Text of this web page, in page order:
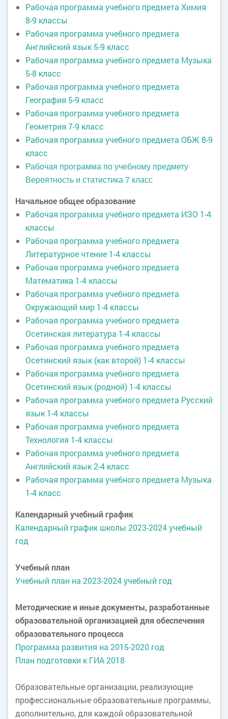
Рабочая программа учебного предмета Химия
8-9 классы
Рабочая программа учебного предмета
Английский язык 5-9 класс
Рабочая программа учебного предмета Музыка
5-8 класс
Рабочая программа учебного предмета
География 5-9 класс
Рабочая программа учебного предмета
Геометрия 7-9 класс
Рабочая программа учебного предмета ОБЖ 8-9
класс
Рабочая программа по учебному предмету
Вероятность и статистика 7 класс
Начальное общее образование
Рабочая программа учебного предмета ИЗО 1-4
классы
Рабочая программа учебного предмета
Литературное чтение 1-4 классы
Рабочая программа учебного предмета
Математика 1-4 классы
Рабочая программа учебного предмета
Окружающий мир 1-4 классы
Рабочая программа учебного предмета
Осетинская литература 1-4 классы
Рабочая программа учебного предмета
Осетинский язык (как второй) 1-4 классы
Рабочая программа учебного предмета
Осетинский язык (родной) 1-4 классы
Рабочая программа учебного предмета Русский
язык 1-4 классы
Рабочая программа учебного предмета
Технология 1-4 классы
Рабочая программа учебного предмета
Английский язык 2-4 класс
Рабочая программа учебного предмета Музыка
1-4 класс
Календарный учебный график
Календарный график школы 2023-2024 учебный
год
Учебный план
Учебный план на 2023-2024 учебный год
Методические и иные документы, разработанные
образовательной организацией для обеспечения
образовательного процесса
Программа развития на 2015-2020 год
План подготовки к ГИА 2018
Образовательные организации, реализующие
профессиональные образовательные программы,
дополнительно, для каждой образовательной